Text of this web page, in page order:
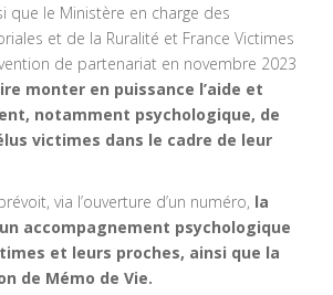
que le Ministère en charge des
et de la Ruralité et France Victimes
de partenariat en novembre 2023
monter en puissance l’aide et
notamment psychologique, de
victimes dans le cadre de leur
via l’ouverture d’un numéro, la
accompagnement psychologique
et leurs proches, ainsi que la
de Mémo de Vie.